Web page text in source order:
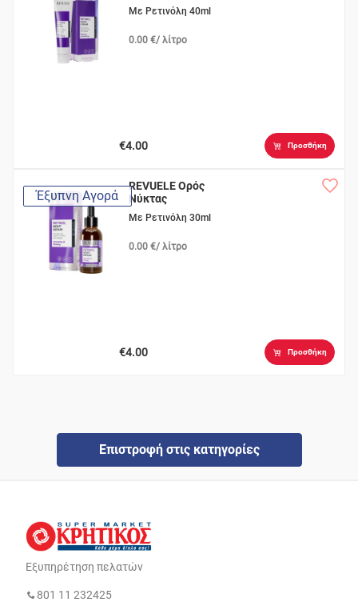
Με Ρετινόλη 40ml
0.00 €/ λίτρο
€4.00 Προσθήκη
Έξυπνη Αγορά
REVUELE Ορός
Νύκτας
Με Ρετινόλη 30ml
0.00 €/ λίτρο
€4.00 Προσθήκη
Επιστροφή στις κατηγορίες
Εξυπηρέτηση πελατών
801 11 232425